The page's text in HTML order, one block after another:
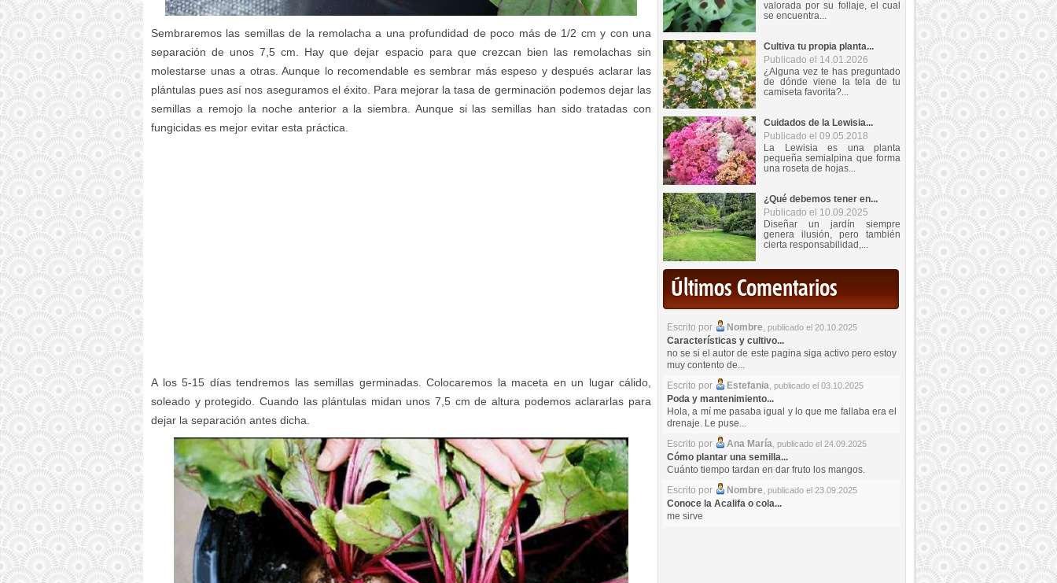
Sembraremos las semillas de la remolacha a una profundidad de poco más de 1/2 cm y con una
separación de unos 7,5 cm. Hay que dejar espacio para que crezcan bien las remolachas sin
molestarse unas a otras. Aunque lo recomendable es sembrar más espeso y después aclarar las
plántulas pues así nos aseguramos el éxito. Para mejorar la tasa de germinación podemos dejar las
semillas a remojo la noche anterior a la siembra. Aunque si las semillas han sido tratadas con
fungicidas es mejor evitar esta práctica.
A los 5-15 días tendremos las semillas germinadas. Colocaremos la maceta en un lugar cálido,
soleado y protegido. Cuando las plántulas midan unos 7,5 cm de altura podemos aclararlas para
dejar la separación antes dicha.
valorada por su follaje, el cual
se encuentra...
Cultiva tu propia planta...
Publicado el 14.01.2026
¿Alguna vez te has preguntado
de dónde viene la tela de tu
camiseta favorita?...
Cuidados de la Lewisia...
Publicado el 09.05.2018
La Lewisia es una planta
pequeña semialpina que forma
una roseta de hojas...
¿Qué debemos tener en...
Publicado el 10.09.2025
Diseñar un jardín siempre
genera ilusión, pero también
cierta responsabilidad,...
Últimos Comentarios
Escrito por Nombre, publicado el 20.10.2025
Características y cultivo...
no se si el autor de este pagina siga activo pero estoy
muy contento de...
Escrito por
Estefania, publicado el 03.10.2025
Poda y mantenimiento...
Hola, a mí me pasaba igual y lo que me fallaba era el
drenaje. Le puse...
Escrito por
Ana María, publicado el 24.09.2025
Cómo plantar una semilla...
Cuánto tiempo tardan en dar fruto los mangos.
Escrito por
Nombre, publicado el 23.09.2025
Conoce la Acalifa o cola...
me sirve